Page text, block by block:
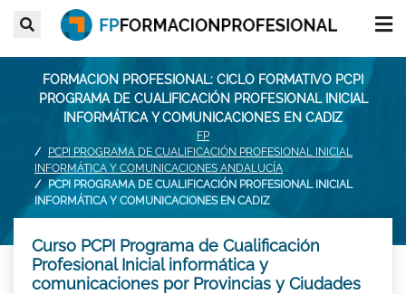
FORMACION PROFESIONAL: CICLO FORMATIVO PCPI
PROGRAMA DE CUALIFICACIÓN PROFESIONAL INICIAL
INFORMÁTICA Y COMUNICACIONES EN CADIZ
FP
PCPI PROGRAMA DE CUALIFICACIÓN PROFESIONAL INICIAL
INFORMÁTICA Y COMUNICACIONES ANDALUCÍA
PCPI PROGRAMA DE CUALIFICACIÓN PROFESIONAL INICIAL
INFORMÁTICA Y COMUNICACIONES EN CADIZ
Curso PCPI Programa de Cualificación
Profesional Inicial informática y
comunicaciones por Provincias y Ciudades